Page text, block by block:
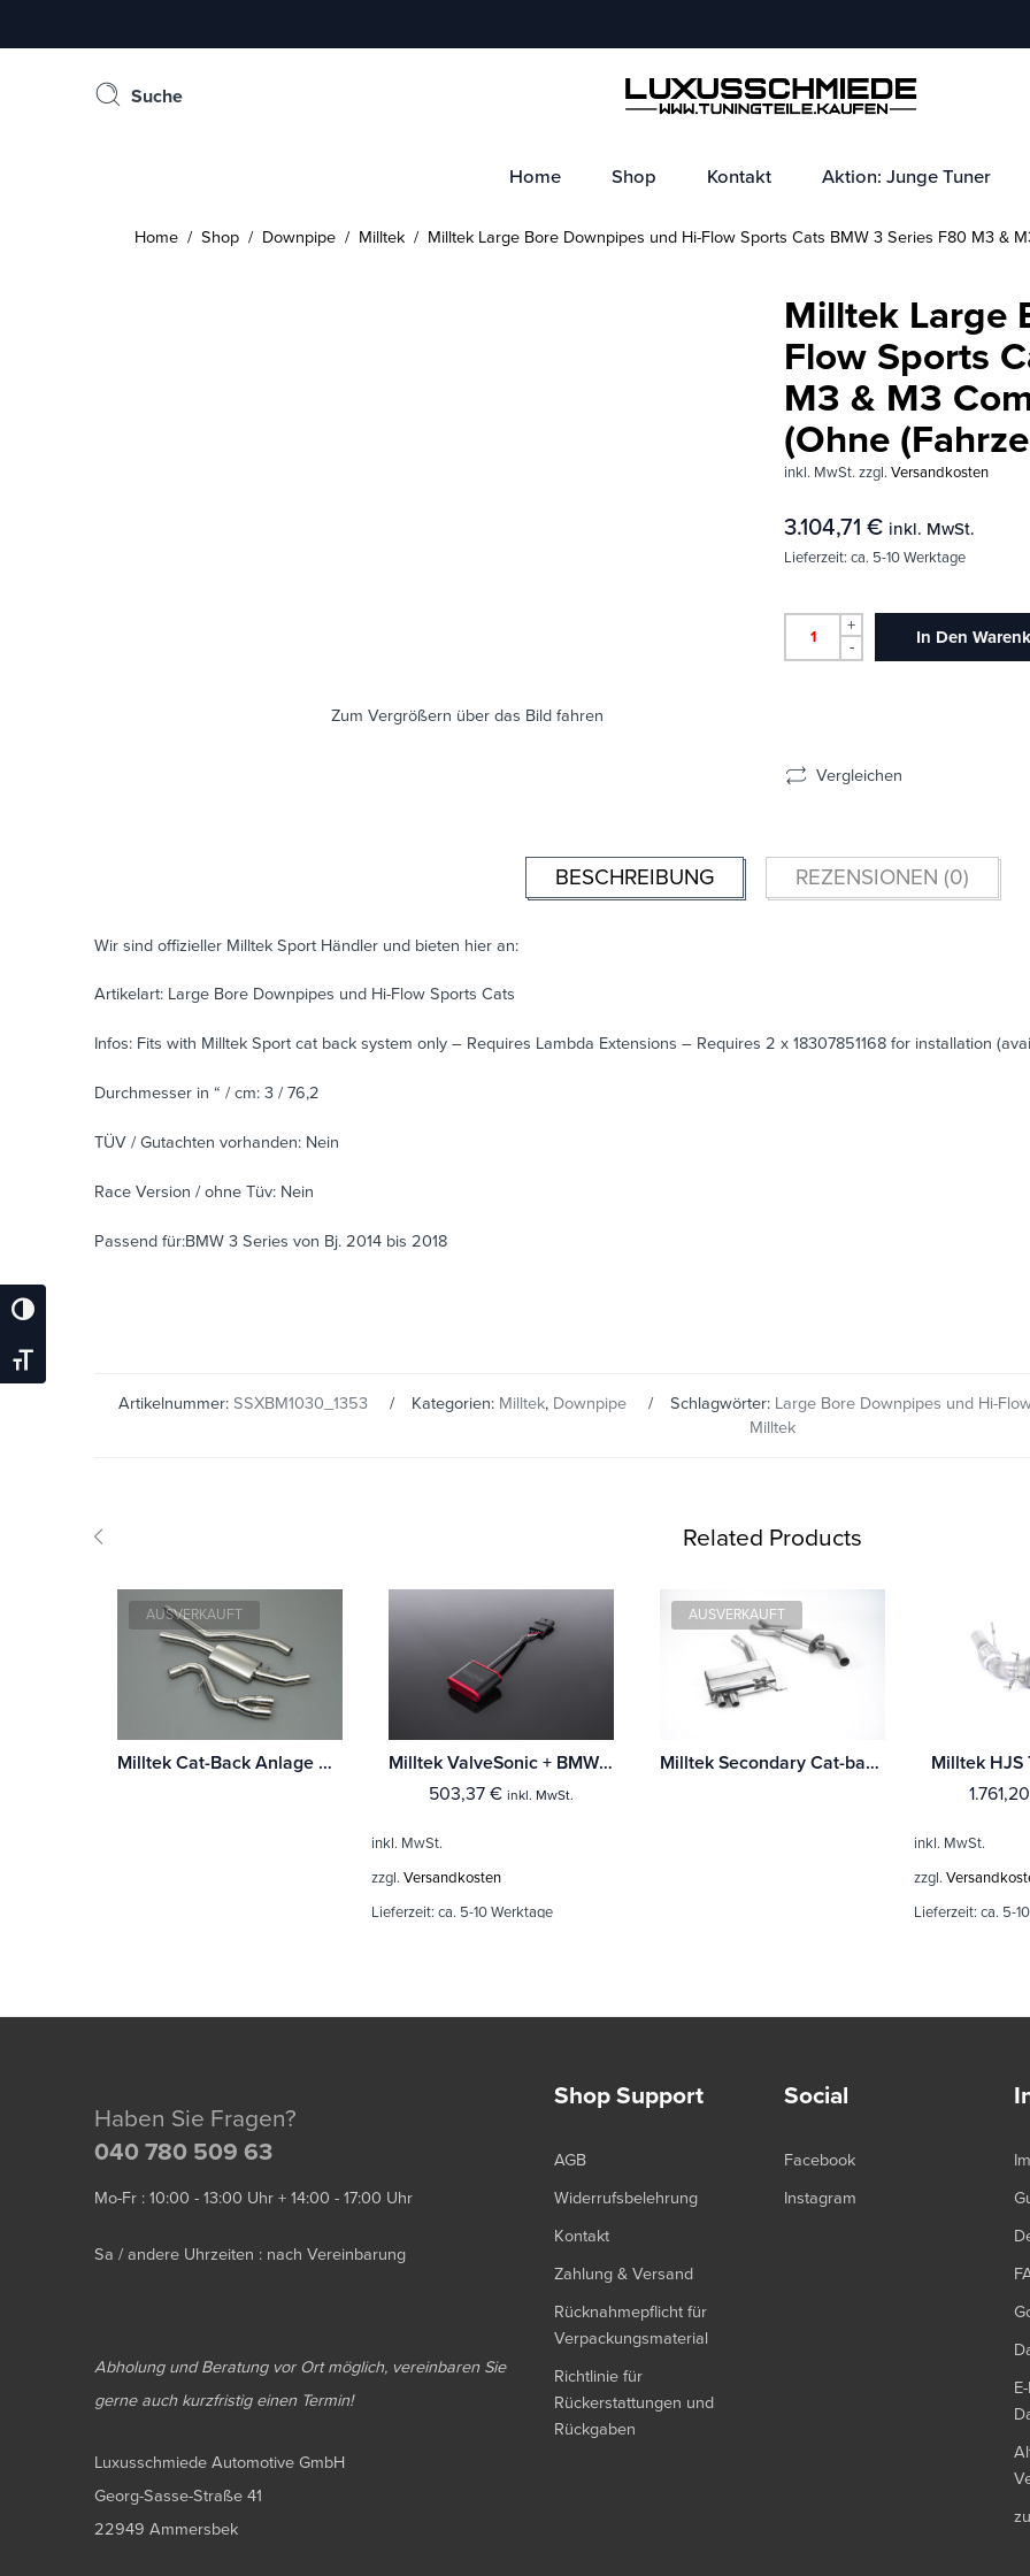
Umschalten Auf Hohe Kontraste
Schrift Vergrößern
Suche
Home Shop Kontakt Aktion: Junge Tuner
Home/ Shop/ Downpipe/ Milltek/ Milltek Large Bore Downpipes und Hi-Flow Sports Cats BMW 3 Series F80 M3 &
Zum Vergrößern über das Bild fahren
Milltek Large
Flow Sports
M3 & M3
(Ohne
inkl. MwSt. zzgl. Versandkosten
3.104,71 € inkl. MwSt.
Lieferzeit: ca. 5-10 Werktage
+
-
In Den
Vergleichen
BESCHREIBUNG REZENSIONEN (0)
Wir sind offizieller Milltek Sport Händler und bieten hier an:
Artikelart: Large Bore Downpipes und Hi-Flow Sports Cats
Infos: Fits with Milltek Sport cat back system only – Requires Lambda Extensions – Requires 2 x 18307851168 for installation
Durchmesser in “ / cm: 3 / 76,2
TÜV / Gutachten vorhanden: Nein
Race Version / ohne Tüv: Nein
Passend für:BMW 3 Series von Bj. 2014 bis 2018
Artikelnummer: SSXBM1030_1353 Kategorien: Milltek, Downpipe Schlagwörter: Large Bore Downpipes und Hi-
Milltek
Related Products
AUSVERKAUFT
Milltek Cat-Back Anlage BMW 1 Series 123d M Sport 5-Türer Hatchback (E87)
Milltek ValveSonic + BMW 1 Series M140i 3 & 5-Türer (F20 & F21 LCI Ohne-OPF & Ohnee xDrive)
503,37 € inkl. MwSt.
inkl. MwSt.
zzgl. Versandkosten
Lieferzeit: ca. 5-10 Werktage
AUSVERKAUFT
Milltek Secondary Cat-back BMW 1 Series 135i Coupé E82 und Cabriolet E88 (N55) Mit TÜV / ECE Zulassung!
1.761,20
inkl. MwSt.
zzgl.
Lieferzeit: ca. 5-
Haben Sie Fragen?
040 780 509 63
Mo-Fr : 10:00 - 13:00 Uhr + 14:00 - 17:00 Uhr
Sa / andere Uhrzeiten : nach Vereinbarung
Abholung und Beratung vor Ort möglich, vereinbaren Sie
gerne auch kurzfristig einen Termin!
Luxusschmiede Automotive GmbH
Georg-Sasse-Straße 41
22949 Ammersbek
Shop Support
AGB
Widerrufsbelehrung
Kontakt
Zahlung & Versand
Rücknahmepflicht für
Verpackungsmaterial
Richtlinie für
Rückerstattungen und
Rückgaben
Social
Facebook
Instagram